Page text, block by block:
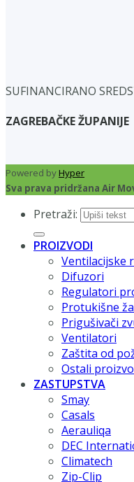
SUFINANCIRANO
ZAGREBAČKE ŽUPANIJE
Powered byHyper
Sva prava pridržana Air
Pretraži:
PROIZVODI
Ventilacijske
Difuzori
Regulatori
Protukišne
Prigušivači
Ventilatori
Zaštita od
Ostali
ZASTUPSTVA
Smay
Casals
Aerauliqa
DEC
Climatech
Zip-Clip